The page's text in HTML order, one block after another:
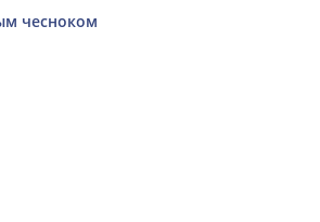
чесноком